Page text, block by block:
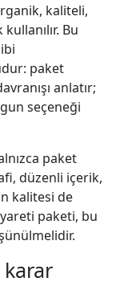
kaliteli,
Bu
paket
anlatır;
seçeneği
paket
düzenli içerik,
kalitesi de
paketi, bu